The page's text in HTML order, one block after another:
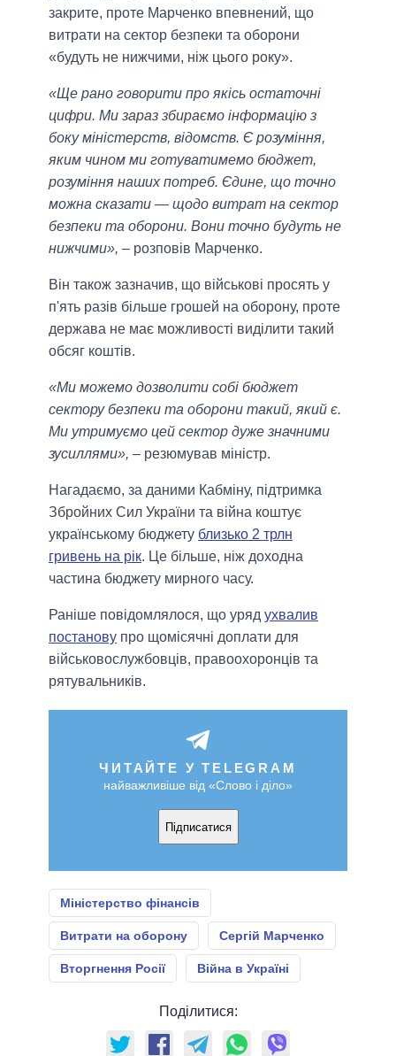
закрите, проте Марченко впевнений, що
витрати на сектор безпеки та оборони
«будуть не нижчими, ніж цього року».
«Ще рано говорити про якісь остаточні
цифри. Ми зараз збираємо інформацію з
боку міністерств, відомств. Є розуміння,
яким чином ми готуватимемо бюджет,
розуміння наших потреб. Єдине, що точно
можна сказати — щодо витрат на сектор
безпеки та оборони. Вони точно будуть не
нижчими», – розповів Марченко.
Він також зазначив, що військові просять у
п'ять разів більше грошей на оборону, проте
держава не має можливості виділити такий
обсяг коштів.
«Ми можемо дозволити собі бюджет
сектору безпеки та оборони такий, який є.
Ми утримуємо цей сектор дуже значними
зусиллями», – резюмував міністр.
Нагадаємо, за даними Кабміну, підтримка
Збройних Сил України та війна коштує
українському бюджету близько 2 трлн
гривень на рік. Це більше, ніж доходна
частина бюджету мирного часу.
Раніше повідомлялося, що уряд ухвалив
постанову про щомісячні доплати для
військовослужбовців, правоохоронців та
рятувальників.
ЧИТАЙТЕ У TELEGRAM
найважливіше від «Слово і діло»
Підписатися
Міністерство фінансів
Витрати на оборону Сергій Марченко
Вторгнення Росії Війна в Україні
Поділитися: